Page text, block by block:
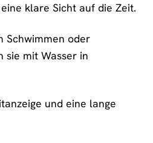
klare Sicht auf die Zeit.
Schwimmen oder
sie mit Wasser in
und eine lange